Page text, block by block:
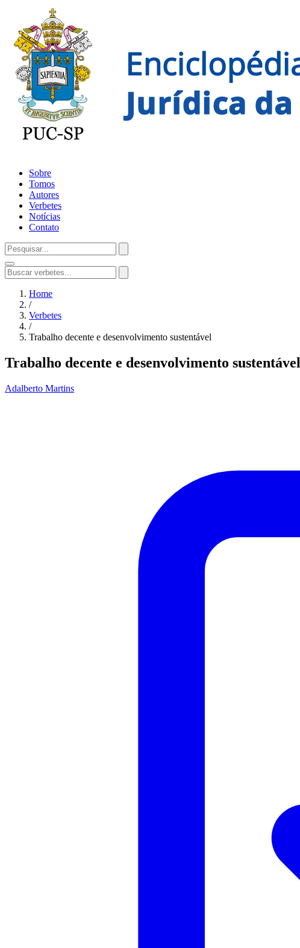
Sobre
Tomos
Autores
Verbetes
Notícias
Contato
Home
/
Verbetes
/
Trabalho decente e desenvolvimento sustentável
Trabalho decente e desenvolvimento sustentável
Adalberto Martins